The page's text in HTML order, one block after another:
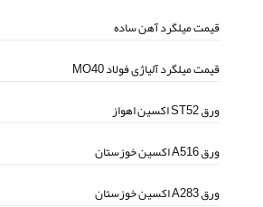
قیمت میلگرد آهن ساده
قیمت میلگرد آلیاژی فولاد MO40
ورق ST52 اکسین اهواز
ورق A516 اکسین خوزستان
ورق A283 اکسین خوزستان